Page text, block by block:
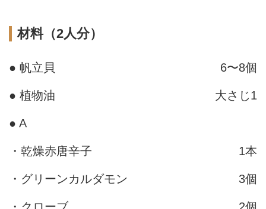
材料（2人分）
● 帆立貝 6〜8個
● 植物油 大さじ1
● A
・乾燥赤唐辛子 1本
・グリーンカルダモン 3個